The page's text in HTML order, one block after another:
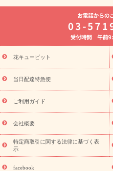
よく贈られる花
お祝いの花
8月の誕生花(トルコキキョウ)
お供え・お悔やみ
通夜・葬儀
ーブドフラワー
季節のイベント
特集
お盆 花（新盆・初盆）
盆・初盆）
お盆 花（新盆・初
フト
お盆・お供え プリザーブ
レゼント特集
夏の花贈り・お
敬老の日におくる花ギフト・プ
花ギフト・プレゼント特集
敬老
老の日 花鉢植えのギフト・プレゼ
フト・プレゼント特集
敬老の
ペーン
映画『ウォーターガーデ
「きょう誕生日なんです」キャ
誕生日フラワーギフト 誕生日
お電話からの
03-
受付時間 午前
花キューピット
当日配達特急便
ご利用ガイド
会社概要
特定商取引に関する法律に基づく表
示
facebook